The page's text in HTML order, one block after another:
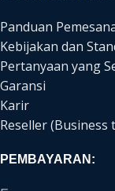
Panduan
Kebijakan dan
Pertanyaan yang
Garansi
Karir
Reseller (Business
PEMBAYARAN: